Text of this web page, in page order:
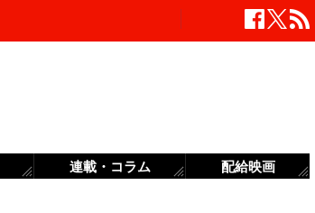
連載・コラム 配給映画